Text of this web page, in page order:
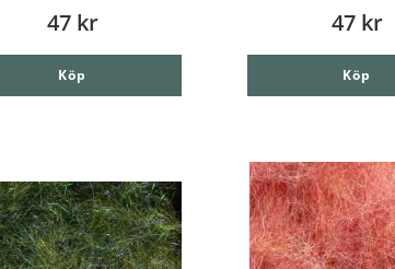
47 kr
Köp
47 kr
Köp